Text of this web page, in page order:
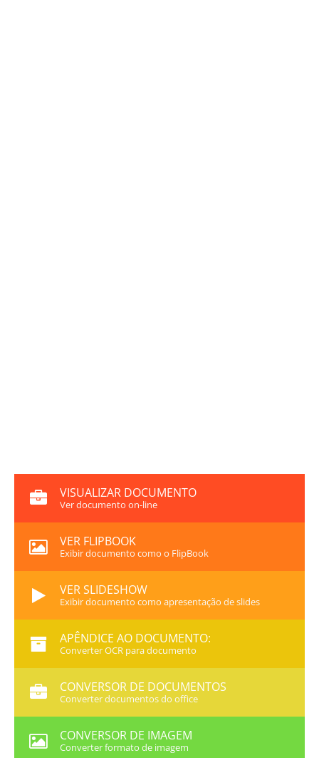
VISUALIZAR DOCUMENTO
Ver documento on-line
VER FLIPBOOK
Exibir documento como o FlipBook
VER SLIDESHOW
Exibir documento como apresentação de slides
APÊNDICE AO DOCUMENTO:
Converter OCR para documento
CONVERSOR DE DOCUMENTOS
Converter documentos do office
CONVERSOR DE IMAGEM
Converter formato de imagem